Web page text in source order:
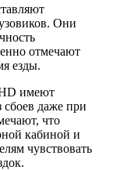
Они
отмечают
езды.
имеют
сбоев даже при
что
кабиной и
чувствовать